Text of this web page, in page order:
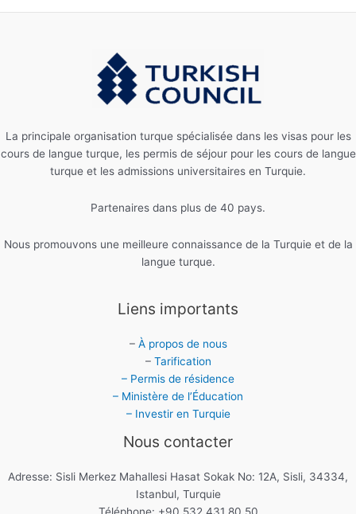
La principale organisation turque spécialisée dans les visas pour les
cours de langue turque, les permis de séjour pour les cours de langue
turque et les admissions universitaires en Turquie.
Partenaires dans plus de 40 pays.
Nous promouvons une meilleure connaissance de la Turquie et de la
langue turque.
Liens importants
– À propos de nous
– Tarification
– Permis de résidence
– Ministère de l’Éducation
– Investir en Turquie
Nous contacter
Adresse: Sisli Merkez Mahallesi Hasat Sokak No: 12A, Sisli, 34334,
Istanbul, Turquie